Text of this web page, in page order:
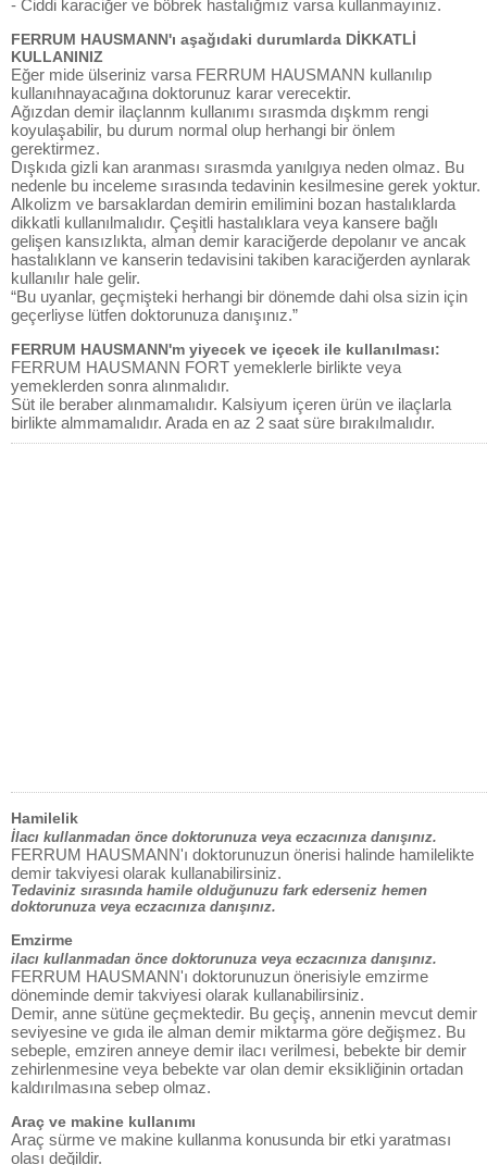
- Ciddi karaciğer ve böbrek hastalığmız varsa kullanmayınız.
FERRUM HAUSMANN'ı aşağıdaki durumlarda DİKKATLİ
KULLANINIZ
Eğer mide ülseriniz varsa FERRUM HAUSMANN kullanılıp
kullanıhnayacağına doktorunuz karar verecektir.
Ağızdan demir ilaçlannm kullanımı sırasmda dışkmm rengi
koyulaşabilir, bu durum normal olup herhangi bir önlem
gerektirmez.
Dışkıda gizli kan aranması sırasmda yanılgıya neden olmaz. Bu
nedenle bu inceleme sırasında tedavinin kesilmesine gerek yoktur.
Alkolizm ve barsaklardan demirin emilimini bozan hastalıklarda
dikkatli kullanılmalıdır. Çeşitli hastalıklara veya kansere bağlı
gelişen kansızlıkta, alman demir karaciğerde depolanır ve ancak
hastalıklann ve kanserin tedavisini takiben karaciğerden aynlarak
kullanılır hale gelir.
“Bu uyanlar, geçmişteki herhangi bir dönemde dahi olsa sizin için
geçerliyse lütfen doktorunuza danışınız.”
FERRUM HAUSMANN'm yiyecek ve içecek ile kullanılması:
FERRUM HAUSMANN FORT yemeklerle birlikte veya
yemeklerden sonra alınmalıdır.
Süt ile beraber alınmamalıdır. Kalsiyum içeren ürün ve ilaçlarla
birlikte almmamalıdır. Arada en az 2 saat süre bırakılmalıdır.
Hamilelik
İlacı kullanmadan önce doktorunuza veya eczacınıza danışınız.
FERRUM HAUSMANN'ı doktorunuzun önerisi halinde hamilelikte
demir takviyesi olarak kullanabilirsiniz.
Tedaviniz sırasında hamile olduğunuzu fark ederseniz hemen
doktorunuza veya eczacınıza danışınız.
Emzirme
ilacı kullanmadan önce doktorunuza veya eczacınıza danışınız.
FERRUM HAUSMANN'ı doktorunuzun önerisiyle emzirme
döneminde demir takviyesi olarak kullanabilirsiniz.
Demir, anne sütüne geçmektedir. Bu geçiş, annenin mevcut demir
seviyesine ve gıda ile alman demir miktarma göre değişmez. Bu
sebeple, emziren anneye demir ilacı verilmesi, bebekte bir demir
zehirlenmesine veya bebekte var olan demir eksikliğinin ortadan
kaldırılmasına sebep olmaz.
Araç ve makine kullanımı
Araç sürme ve makine kullanma konusunda bir etki yaratması
olası değildir.